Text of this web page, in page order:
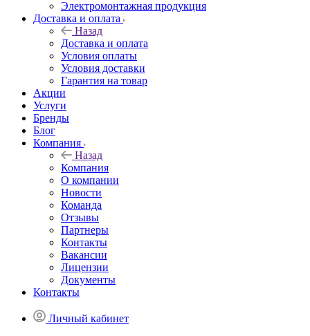
Электромонтажная продукция
Доставка и оплата
Назад
Доставка и оплата
Условия оплаты
Условия доставки
Гарантия на товар
Акции
Услуги
Бренды
Блог
Компания
Назад
Компания
О компании
Новости
Команда
Отзывы
Партнеры
Контакты
Вакансии
Лицензии
Документы
Контакты
Личный кабинет